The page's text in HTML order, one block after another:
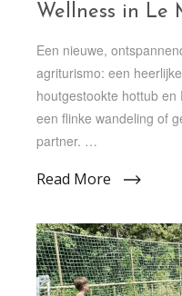
Wellness in Le
Een nieuwe,
agriturismo: een
houtgestookte hottub
een flinke wandeling of
partner. …
Read More